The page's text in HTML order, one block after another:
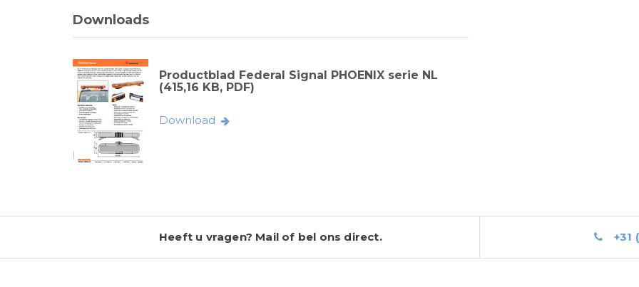
Downloads
Productblad Federal Signal PHOENIX serie NL
(415,16 KB, PDF)
Download
Heeft u vragen? Mail of bel ons direct. +31